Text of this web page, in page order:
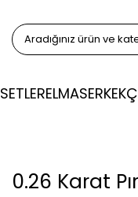
SETLERELMASERKEK
0.26 Karat